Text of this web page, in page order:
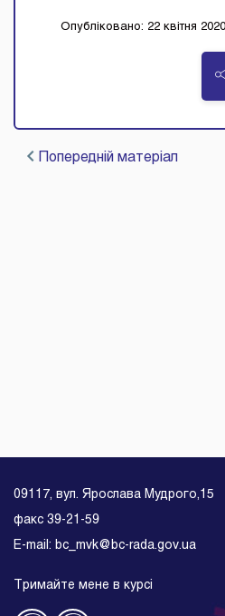
Опубліковано: 22 квітня
Попередній матеріал
09117, вул. Ярослава Мудрого,15
факс 39-21-59
E-mail: bc_mvk@bc-rada.gov.ua
Тримайте мене в курсі